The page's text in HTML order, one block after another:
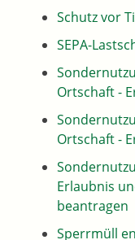
Schutz vor
SEPA-
Ortschaft -
Ortschaft -
Erlaubnis
beantragen
Sperrmüll